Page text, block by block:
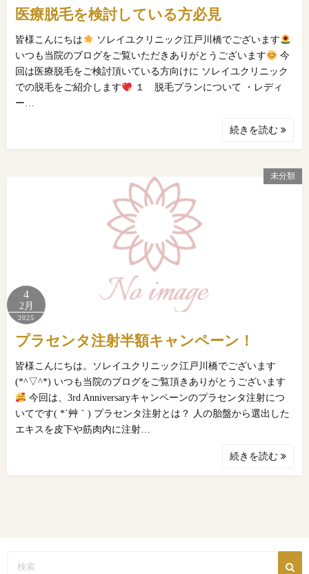
医療脱毛を検討している方必見
皆様こんにちは
ソレイユクリニック江戸川橋でございます
いつも当院のブログをご覧いただきありがとうございます
今
回は医療脱毛をご検討頂いている方向けに ソレイユクリニック
での脱毛をご紹介します
１ 脱毛プランについて ・レディ
ー…
続きを読む
未分類
4
2月
2025
プラセンタ注射半額キャンペーン！
皆様こんにちは。ソレイユクリニック江戸川橋でございます
(*^▽^*) いつも当院のブログをご覧頂きありがとうございます
今回は、3rd Anniversaryキャンペーンのプラセンタ注射につ
いてです( *´艸｀) プラセンタ注射とは？ 人の胎盤から選出した
エキスを皮下や筋肉内に注射…
続きを読む